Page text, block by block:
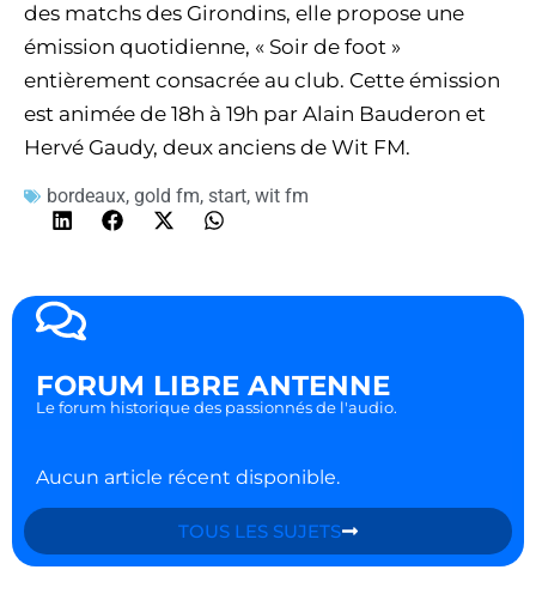
des matchs des Girondins, elle propose une
émission quotidienne, « Soir de foot »
entièrement consacrée au club. Cette émission
est animée de 18h à 19h par Alain Bauderon et
Hervé Gaudy, deux anciens de Wit FM.
bordeaux, gold fm, start, wit fm
FORUM LIBRE ANTENNE
Le forum historique des passionnés de l'audio.
Aucun article récent disponible.
TOUS LES SUJETS